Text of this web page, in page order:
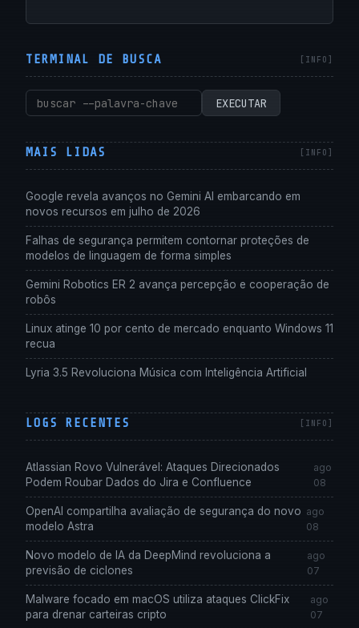
TERMINAL DE BUSCA
Pesquisar
por:
EXECUTAR
MAIS LIDAS
Google revela avanços no Gemini AI embarcando em
novos recursos em julho de 2026
Falhas de segurança permitem contornar proteções de
modelos de linguagem de forma simples
Gemini Robotics ER 2 avança percepção e cooperação de
robôs
Linux atinge 10 por cento de mercado enquanto Windows 11
recua
Lyria 3.5 Revoluciona Música com Inteligência Artificial
LOGS RECENTES
Atlassian Rovo Vulnerável: Ataques Direcionados
Podem Roubar Dados do Jira e Confluence
ago
08
OpenAI compartilha avaliação de segurança do novo
modelo Astra
ago
08
Novo modelo de IA da DeepMind revoluciona a
previsão de ciclones
ago
07
Malware focado em macOS utiliza ataques ClickFix
para drenar carteiras cripto
ago
07